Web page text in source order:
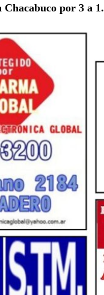
Chacabuco por 3 a 1.